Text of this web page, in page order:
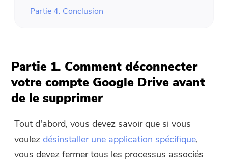
Partie 4. Conclusion
Partie 1. Comment déconnecter
votre compte Google Drive avant
de le supprimer
Tout d'abord, vous devez savoir que si vous
voulezdésinstaller une application spécifique,
vous devez fermer tous les processus associés